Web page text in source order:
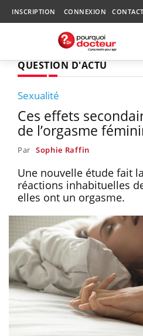
INSCRIPTION CONNEXION CONTACT
QUESTION D'ACTU
Sexualité
Ces effets
de l’orgasme
Par Sophie Raffin
Une nouvelle étude fait
réactions inhabituelles
elles ont un orgasme.